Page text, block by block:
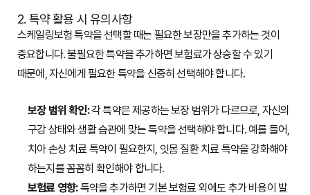
2. 특약 활용 시 유의사항
스케일링보험 특약을 선택할 때는 필요한 보장만을 추가하는 것이
중요합니다. 불필요한 특약을 추가하면 보험료가 상승할 수 있기
때문에, 자신에게 필요한 특약을 신중히 선택해야 합니다.
보장 범위 확인:각 특약은 제공하는 보장 범위가 다르므로, 자신의
구강 상태와 생활 습관에 맞는 특약을 선택해야 합니다. 예를 들어,
치아 손상 치료 특약이 필요한지, 잇몸 질환 치료 특약을 강화해야
하는지를 꼼꼼히 확인해야 합니다.
보험료 영향:특약을 추가하면 기본 보험료 외에도 추가 비용이 발